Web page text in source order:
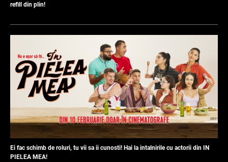
refill din plin!
Ei fac schimb de roluri, tu vii sa ii cunosti! Hai la intalnirile cu actorii din IN
PIELEA MEA!